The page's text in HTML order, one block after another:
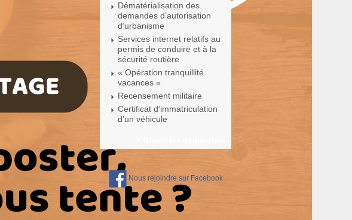
Dématérialisation des
demandes d’autorisation
d’urbanisme
Services internet relatifs au
permis de conduire et à la
sécurité routière
« Opération tranquillité
vacances »
Recensement militaire
Certificat d’immatriculation
d’un véhicule
Nous rejoindre sur Facebook